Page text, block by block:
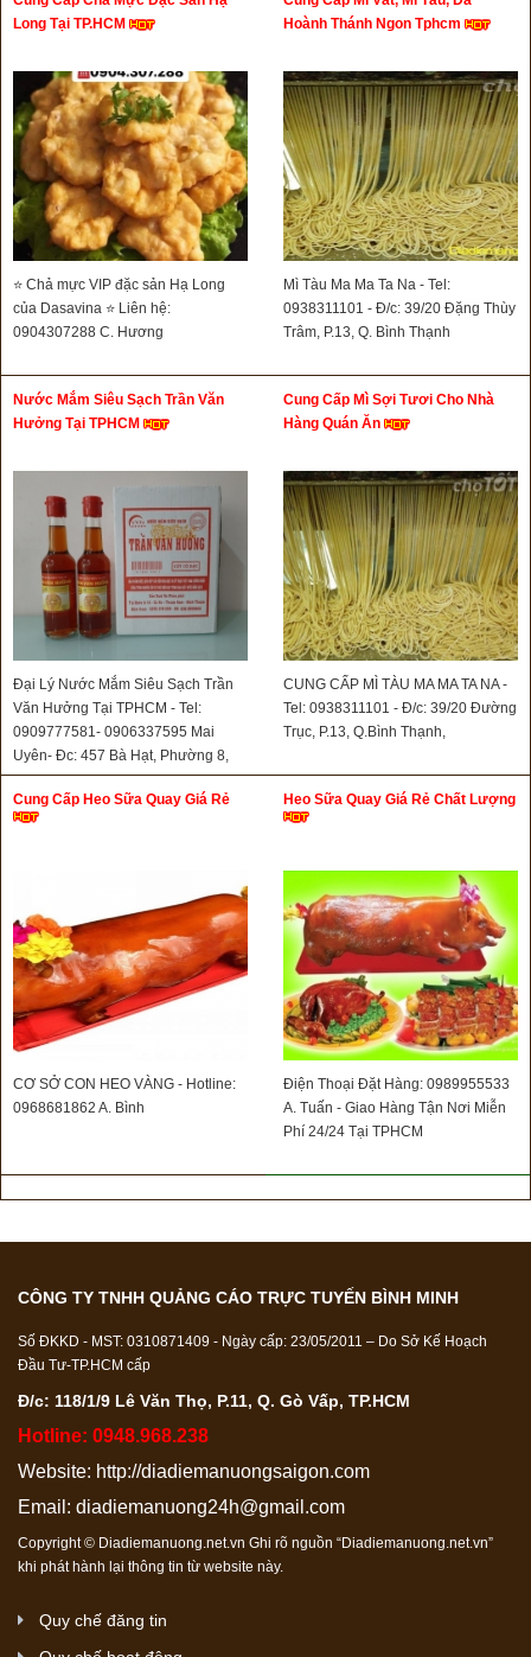
Long Tại TP.HCM
⭐ Chả mực VIP đặc sản Hạ Long
của Dasavina ⭐ Liên hệ:
0904307288 C. Hương
Hoành Thánh Ngon Tphcm
Mì Tàu Ma Ma Ta Na - Tel:
0938311101 - Đ/c: 39/20 Đặng Thùy
Trâm, P.13, Q. Bình Thạnh
Nước Mắm Siêu Sạch Trần Văn
Hưởng Tại TPHCM
Đại Lý Nước Mắm Siêu Sạch Trần
Văn Hưởng Tại TPHCM - Tel:
0909777581- 0906337595 Mai
Uyên- Đc: 457 Bà Hạt, Phường 8,
Quận 10
Cung Cấp Mì Sợi Tươi Cho Nhà
Hàng Quán Ăn
CUNG CẤP MÌ TÀU MA MA TA NA -
Tel: 0938311101 - Đ/c: 39/20 Đường
Trục, P.13, Q.Bình Thạnh,
Cung Cấp Heo Sữa Quay Giá Rẻ
CƠ SỞ CON HEO VÀNG - Hotline:
0968681862 A. Bình
Heo Sữa Quay Giá Rẻ Chất Lượng
Điện Thoại Đặt Hàng: 0989955533
A. Tuấn - Giao Hàng Tận Nơi Miễn
Phí 24/24 Tại TPHCM
CÔNG TY TNHH QUẢNG CÁO TRỰC TUYẾN BÌNH MINH
Số ĐKKD - MST: 0310871409 - Ngày cấp: 23/05/2011 – Do Sở Kế Hoạch
Đầu Tư-TP.HCM cấp
Đ/c: 118/1/9 Lê Văn Thọ, P.11, Q. Gò Vấp, TP.HCM
Hotline: 0948.968.238
Website: http://diadiemanuongsaigon.com
Email: diadiemanuong24h@gmail.com
Copyright © Diadiemanuong.net.vn Ghi rõ nguồn “Diadiemanuong.net.vn”
khi phát hành lại thông tin từ website này.
Quy chế đăng tin